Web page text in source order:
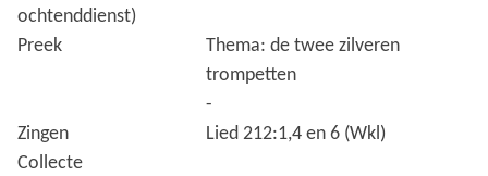
ochtenddienst)
Preek
Thema: de twee zilveren
trompetten
-
Zingen
Lied 212:1,4 en 6 (Wkl)
Collecte